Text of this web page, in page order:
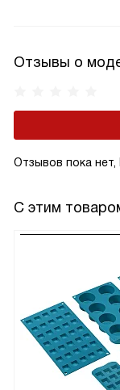
Отзывы о
Отзывов пока
С этим